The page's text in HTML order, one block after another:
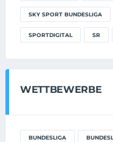
SKY SPORT BUNDESLIGA
SPORTDIGITAL SR
WETTBEWERBE
BUNDESLIGA